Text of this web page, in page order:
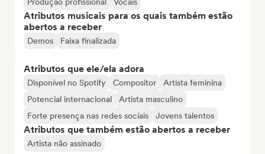
Atributos musicais para os quais também estão
abertos a receber
Demos Faixa finalizada
Atributos que ele/ela adora
Disponível no Spotify Compositor
Artista feminina
Potencial internacional
Artista masculino
Forte presença nas redes sociais
Jovens talentos
Atributos que também estão abertos a receber
Artista não assinado